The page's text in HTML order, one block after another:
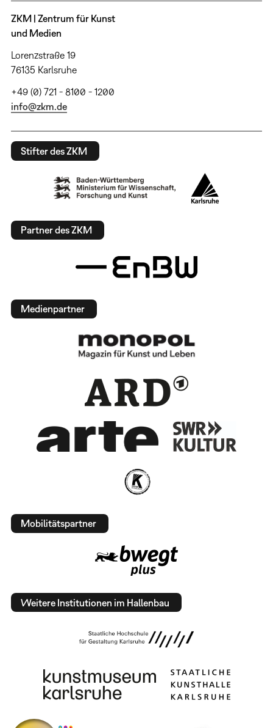
ZKM | Zentrum für Kunst
und Medien
Lorenzstraße 19
76135 Karlsruhe
+49 (0) 721 - 8100 - 1200
info@zkm.de
Stifter des ZKM
Partner des ZKM
Medienpartner
Mobilitätspartner
Weitere Institutionen im Hallenbau